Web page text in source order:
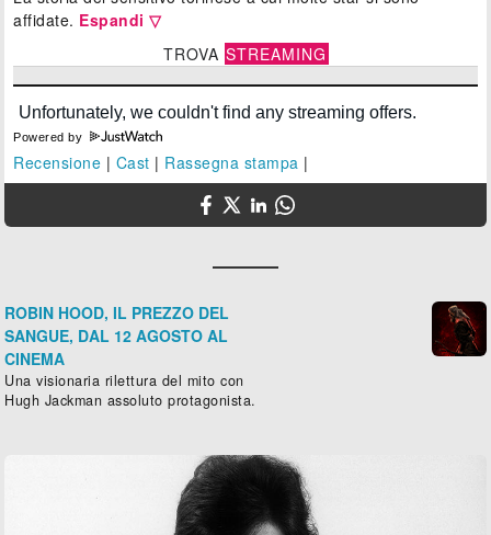
affidate. Espandi ▽
TROVA STREAMING
Powered by
Recensione | Cast | Rassegna stampa |
ROBIN HOOD, IL PREZZO DEL
SANGUE, DAL 12 AGOSTO AL
CINEMA
Una visionaria rilettura del mito con
Hugh Jackman assoluto protagonista.